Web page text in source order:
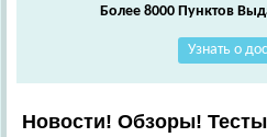
Более 8000 Пунктов
Узнать о
Новости! Обзоры!